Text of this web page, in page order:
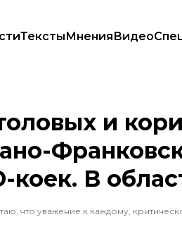
ТекстыМненияВидео
Ивано-Франковской области не
и
коек. В